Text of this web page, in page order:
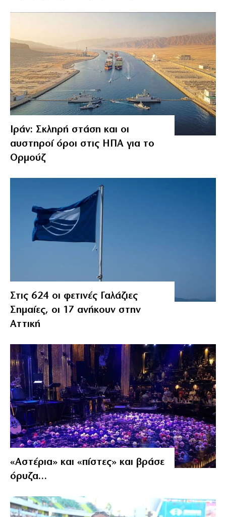
Ιράν: Σκληρή στάση και οι
αυστηροί όροι στις ΗΠΑ για το
Ορμούζ
Στις 624 οι φετινές Γαλάζιες
Σημαίες, οι 17 ανήκουν στην
Αττική
«Αστέρια» και «πίστες» και βράσε
όρυζα…